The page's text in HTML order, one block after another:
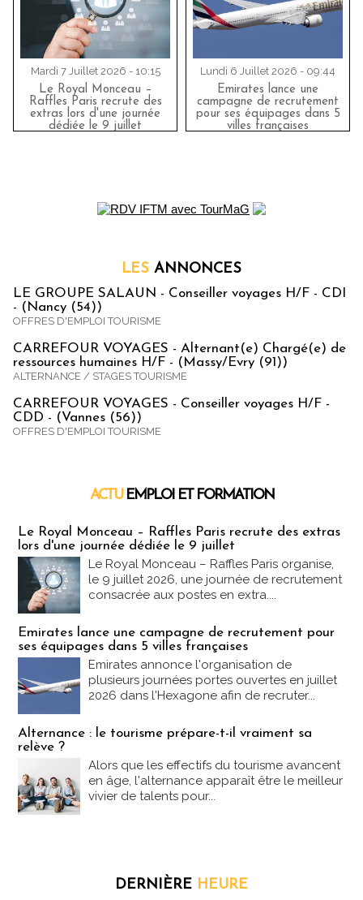
Mardi 7 Juillet 2026 - 10:15
Le Royal Monceau –
Raffles Paris recrute des
extras lors d'une journée
dédiée le 9 juillet
Lundi 6 Juillet 2026 - 09:44
Emirates lance une
campagne de recrutement
pour ses équipages dans 5
villes françaises
LES ANNONCES
LE GROUPE SALAUN - Conseiller voyages H/F - CDI
- (Nancy (54))
OFFRES D'EMPLOI TOURISME
CARREFOUR VOYAGES - Alternant(e) Chargé(e) de
ressources humaines H/F - (Massy/Evry (91))
ALTERNANCE / STAGES TOURISME
CARREFOUR VOYAGES - Conseiller voyages H/F -
CDD - (Vannes (56))
OFFRES D'EMPLOI TOURISME
ACTU EMPLOI ET FORMATION
Le Royal Monceau – Raffles Paris recrute des extras
lors d'une journée dédiée le 9 juillet
Le Royal Monceau – Raffles Paris organise,
le 9 juillet 2026, une journée de recrutement
consacrée aux postes en extra....
Emirates lance une campagne de recrutement pour
ses équipages dans 5 villes françaises
Emirates annonce l'organisation de
plusieurs journées portes ouvertes en juillet
2026 dans l'Hexagone afin de recruter...
Alternance : le tourisme prépare-t-il vraiment sa
relève ?
Alors que les effectifs du tourisme avancent
en âge, l'alternance apparaît être le meilleur
vivier de talents pour...
DERNIÈRE HEURE